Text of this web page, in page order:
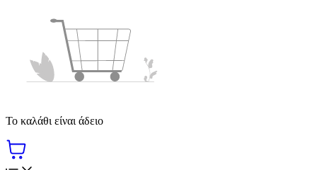
Το καλάθι είναι άδειο